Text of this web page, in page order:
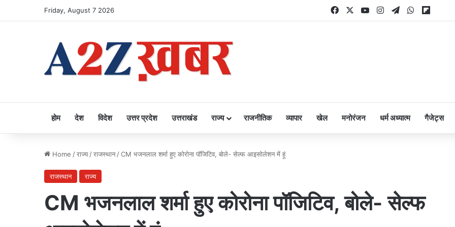
Friday, August 7 2026 FacebookYouTubeInstagram
TelegramWhatsApp
होम देश विदेश उत्तर प्रदेश उत्तराखंड राज्य राजनीतिक व्यापार खेल मनोरंजन धर्म अध्यात्म गैजेट्स
Home /राज्य /राजस्थान /CM भजनलाल शर्मा हुए कोरोना पॉजिटिव, बोले- सेल्फ आइसोलेशन में हूं
राजस्थान राज्य
CM भजनलाल शर्मा हुए कोरोना पॉजिटिव, बोले- सेल्फ